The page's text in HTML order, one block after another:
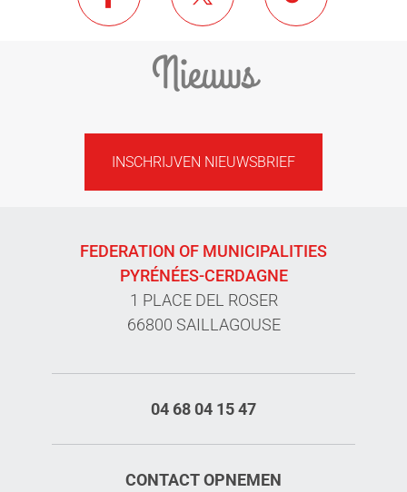
Nieuws
INSCHRIJVEN NIEUWSBRIEF
FEDERATION OF MUNICIPALITIES
PYRÉNÉES-CERDAGNE
1 PLACE DEL ROSER
66800 SAILLAGOUSE
04 68 04 15 47
CONTACT OPNEMEN